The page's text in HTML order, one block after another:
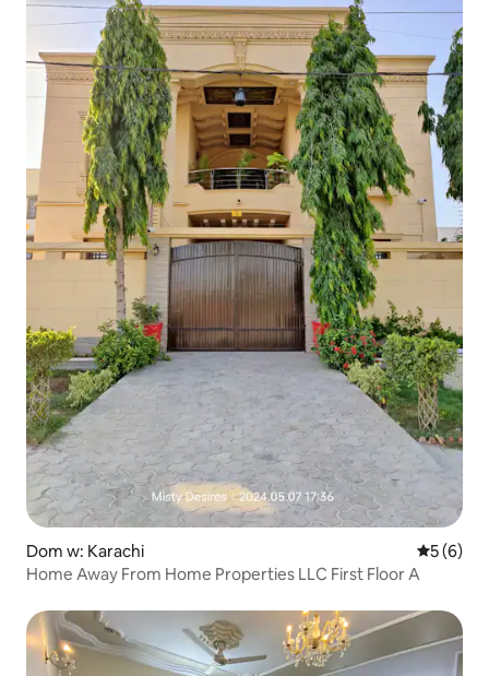
Dom w: Karachi Średnia
5 (6)
Home Away From Home Properties LLC First Floor A